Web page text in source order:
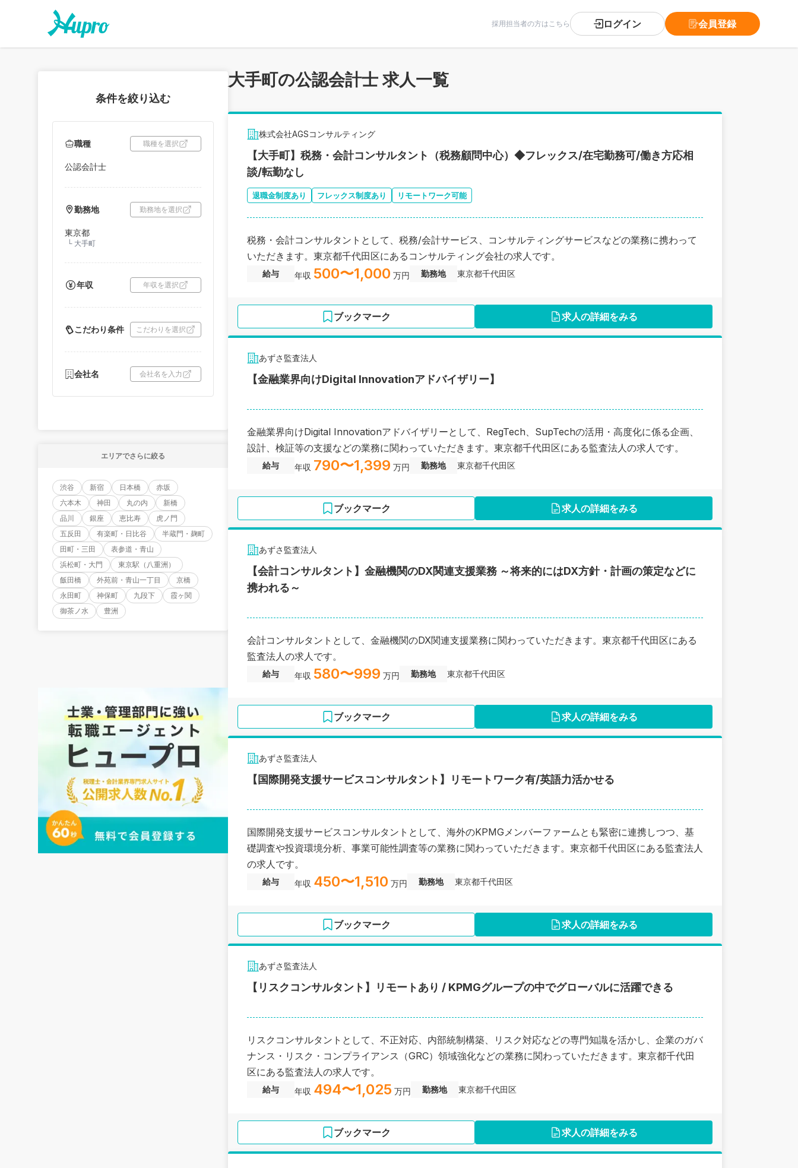
採用担当者の方はこちら ログイン 会員登録
条件を絞り込む
職種 職種を選択
公認会計士
勤務地 勤務地を選択
東京都
└ 大手町
年収 年収を選択
こだわり条件 こだわりを選択
会社名 会社名を入力
エリアでさらに絞る
渋谷 新宿 日本橋
赤坂
六本木
神田 丸の内
新橋
品川
銀座 恵比寿
虎ノ門
五反田
有楽町・日比谷
半蔵門・麹町
田町・三田
表参道・青山
浜松町・大門
東京駅（八重洲）
飯田橋
外苑前・青山一丁目
京橋
永田町
神保町 九段下
霞ヶ関
御茶ノ水
豊洲
大手町の公認会計士 求人一覧
株式会社AGSコンサルティング
【大手町】税務・会計コンサルタント（税務顧問中心）◆フレックス/在宅勤務可/働き方応相
談/転勤なし
退職金制度あり フレックス制度あり リモートワーク可能
税務・会計コンサルタントとして、税務/会計サービス、コンサルティングサービスなどの業務に携わって
いただきます。東京都千代田区にあるコンサルティング会社の求人です。
給与 年収 500〜1,000 万円 勤務地 東京都千代田区
ブックマーク 求人の詳細をみる
あずさ監査法人
【金融業界向けDigital Innovationアドバイザリー】
金融業界向けDigital Innovationアドバイザリーとして、RegTech、SupTechの活用・高度化に係る企画、
設計、検証等の支援などの業務に関わっていただきます。東京都千代田区にある監査法人の求人です。
給与 年収 790〜1,399 万円 勤務地 東京都千代田区
ブックマーク 求人の詳細をみる
あずさ監査法人
【会計コンサルタント】金融機関のDX関連支援業務 ～将来的にはDX方針・計画の策定などに
携われる～
会計コンサルタントとして、金融機関のDX関連支援業務に関わっていただきます。東京都千代田区にある
監査法人の求人です。
給与 年収 580〜999 万円 勤務地 東京都千代田区
ブックマーク 求人の詳細をみる
あずさ監査法人
【国際開発支援サービスコンサルタント】リモートワーク有/英語力活かせる
国際開発支援サービスコンサルタントとして、海外のKPMGメンバーファームとも緊密に連携しつつ、基
礎調査や投資環境分析、事業可能性調査等の業務に関わっていただきます。東京都千代田区にある監査法人
の求人です。
給与 年収 450〜1,510 万円 勤務地 東京都千代田区
ブックマーク 求人の詳細をみる
あずさ監査法人
【リスクコンサルタント】リモートあり / KPMGグループの中でグローバルに活躍できる
リスクコンサルタントとして、不正対応、内部統制構築、リスク対応などの専門知識を活かし、企業のガバ
ナンス・リスク・コンプライアンス（GRC）領域強化などの業務に関わっていただきます。東京都千代田
区にある監査法人の求人です。
給与 年収 494〜1,025 万円 勤務地 東京都千代田区
ブックマーク 求人の詳細をみる